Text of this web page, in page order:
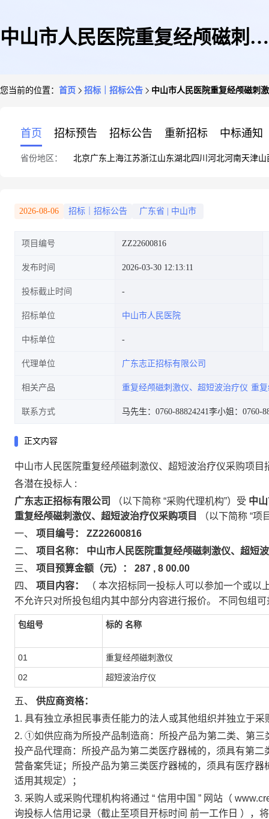
中山市人民医院重复经颅磁刺激
您当前的位置： 首页 招标｜招标公告 中山市人民医院重复经颅磁刺
首页 招标预告 招标公告 重新招标 中标通知
省份地区： 北京广东 上海江苏浙江山东湖北四川 河北河南天津山
2026-08-06 招标｜招标公告 广东省 中山市
项目编号 ZZ22600816
发布时间 2026-03-30 12:13:11
投标截止时间
招标单位 中山市人民医院
中标单位
代理单位 广东志正招标有限公司
相关产品 重复经颅磁刺激仪、超短波治疗仪 重
联系方式 马先生：0760-88824241李小姐：0760-
正文内容
中山市人民医院重复经颅磁刺激仪、超短波治疗仪采购项目
各潜在投标人 :
广东志正招标有限公司
（以下简称 “采购代理机构”）受 中
重复经颅磁刺激仪、超短波治疗仪采购项目
（以下简称 “项
一、 项目编号： ZZ22600816
二、 项目名称： 中山市人民医院重复经颅磁刺激仪、超短
三、 项目预算金额（元）： 287 , 8 00.00
四、 项目内容： （ 本次招标同一投标人可以参加一个或以
不允许只对所投包组内其中部分内容进行报价。 不同包组
包组号 标的 名称
01 重复经颅磁刺激仪
02 超短波治疗仪
五、 供应商资格：
1. 具有独立承担民事责任能力的法人或其他组织并独立于采
2. ①如供应商为所投产品制造商：所投产品为第二类、第
投产品代理商：所投产品为第二类医疗器械的，须具有第
营备案凭证；所投产品为第三类医疗器械的，须具有医疗
适用其规定）；
3. 采购人或采购代理机构将通过 “ 信用中国 ” 网站（
询投标人信用记录（截止至项目开标时间 前一工作日 ），